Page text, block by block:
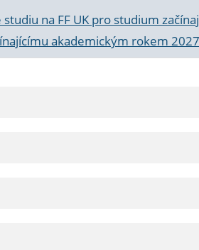
na FF UK pro studium
akademickým rokem